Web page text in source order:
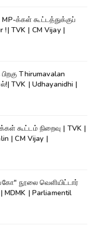
க்கள் கூட்டத்துக்குப்
!| TVK | CM Vijay |
Thirumavalan
TVK | Udhayanidhi |
கூட்டம் நிறைவு | TVK |
| CM Vijay |
நூலை வெளியிட்டார்
MDMK | Parliamentil